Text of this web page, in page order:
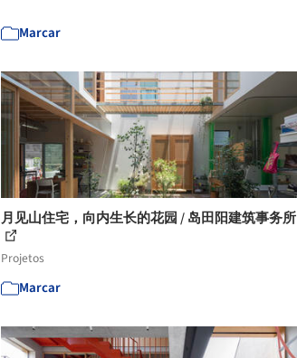
Marcar
月见山住宅，向内生长的花园 / 岛田阳建筑事务所
Projetos
Marcar